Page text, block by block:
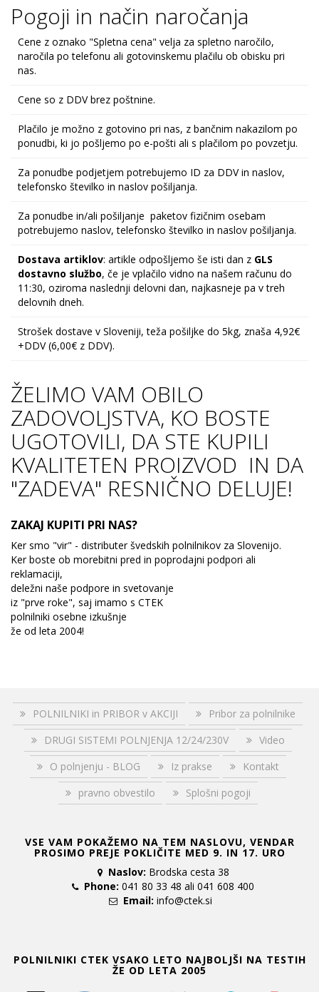
Pogoji in način naročanja
Cene z oznako "Spletna cena" velja za spletno naročilo,
naročila po telefonu ali gotovinskemu plačilu ob obisku pri
nas.
Cene so z DDV brez poštnine.
Plačilo je možno z gotovino pri nas, z bančnim nakazilom po
ponudbi, ki jo pošljemo po e-pošti ali s plačilom po povzetju.
Za ponudbe podjetjem potrebujemo ID za DDV in naslov,
telefonsko številko in naslov pošiljanja.
Za ponudbe in/ali pošiljanje paketov fizičnim osebam
potrebujemo naslov, telefonsko številko in naslov pošiljanja.
Dostava artiklov: artikle odpošljemo še isti dan z GLS
dostavno službo, če je vplačilo vidno na našem računu do
11:30, oziroma naslednji delovni dan, najkasneje pa v treh
delovnih dneh.
Strošek dostave v Sloveniji, teža pošiljke do 5kg, znaša 4,92€
+DDV (6,00€ z DDV).
ŽELIMO VAM OBILO
ZADOVOLJSTVA, KO BOSTE
UGOTOVILI, DA STE KUPILI
KVALITETEN PROIZVOD IN DA
"ZADEVA" RESNIČNO DELUJE!
ZAKAJ KUPITI PRI NAS?
Ker smo "vir" - distributer švedskih polnilnikov za Slovenijo.
Ker boste ob morebitni pred in poprodajni podpori ali
reklamaciji,
deležni naše podpore in svetovanje
iz "prve roke", saj imamo s CTEK
polnilniki osebne izkušnje
že od leta 2004!
POLNILNIKI in PRIBOR v AKCIJI
Pribor za polnilnike
DRUGI SISTEMI POLNJENJA 12/24/230V
Video
O polnjenju - BLOG
Iz prakse
Kontakt
pravno obvestilo
Splošni pogoji
VSE VAM POKAŽEMO NA TEM NASLOVU, VENDAR
PROSIMO PREJE POKLIČITE MED 9. IN 17. URO
Naslov: Brodska cesta 38
Phone: 041 80 33 48 ali 041 608 400
Email: info@ctek.si
POLNILNIKI CTEK VSAKO LETO NAJBOLJŠI NA TESTIH
ŽE OD LETA 2005